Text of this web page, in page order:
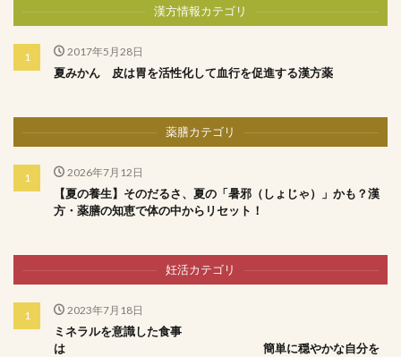
漢方情報カテゴリ
2017年5月28日
夏みかん 皮は胃を活性化して血行を促進する漢方薬
薬膳カテゴリ
2026年7月12日
【夏の養生】そのだるさ、夏の「暑邪（しょじゃ）」かも？漢
方・薬膳の知恵で体の中からリセット！
妊活カテゴリ
2023年7月18日
ミネラルを意識した食事
は 簡単に穏やかな自分を